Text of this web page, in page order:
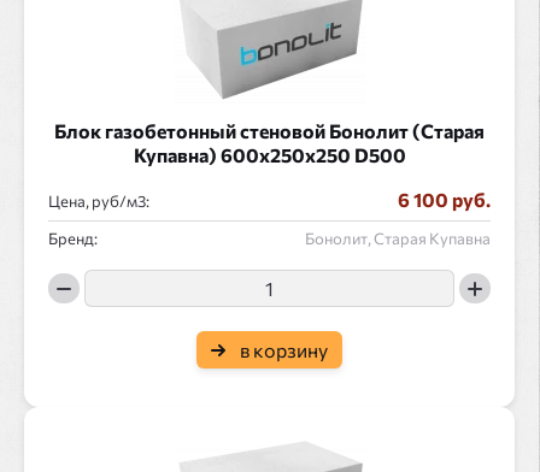
Блок газобетонный стеновой Бонолит (Старая
Купавна) 600x250x250 D500
Цена, руб/ : 6 100 руб.
Бренд: Бонолит, Старая Купавна
в корзину